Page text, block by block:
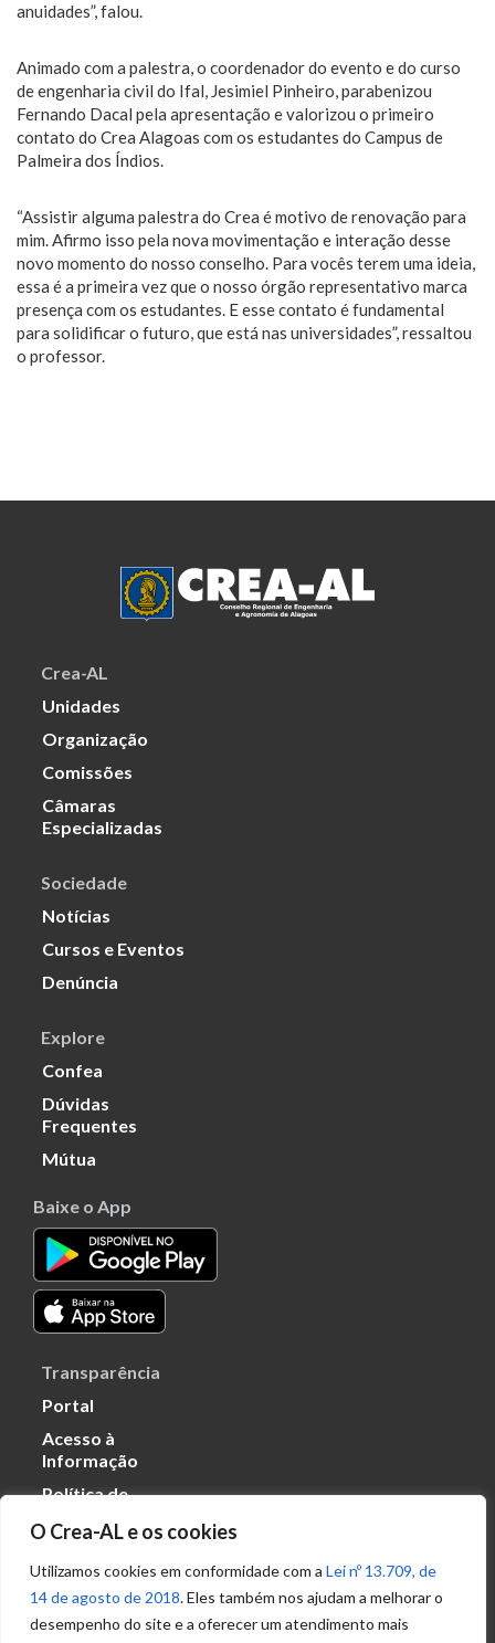
O Crea-AL e os cookies
Utilizamos cookies em conformidade com a Lei nº 13.709, de
14 de agosto de 2018. Eles também nos ajudam a melhorar o
desempenho do site e a oferecer um atendimento mais
anuidades”, falou.
Animado com a palestra, o coordenador do evento e do curso
de engenharia civil do Ifal, Jesimiel Pinheiro, parabenizou
Fernando Dacal pela apresentação e valorizou o primeiro
contato do Crea Alagoas com os estudantes do Campus de
Palmeira dos Índios.
“Assistir alguma palestra do Crea é motivo de renovação para
mim. Afirmo isso pela nova movimentação e interação desse
novo momento do nosso conselho. Para vocês terem uma ideia,
essa é a primeira vez que o nosso órgão representativo marca
presença com os estudantes. E esse contato é fundamental
para solidificar o futuro, que está nas universidades”, ressaltou
o professor.
Crea-AL
Unidades
Organização
Comissões
Câmaras
Especializadas
Sociedade
Notícias
Cursos e Eventos
Denúncia
Explore
Confea
Dúvidas
Frequentes
Mútua
Baixe o App
Transparência
Portal
Acesso à
Informação
Política de
Dados
Ouvidoria